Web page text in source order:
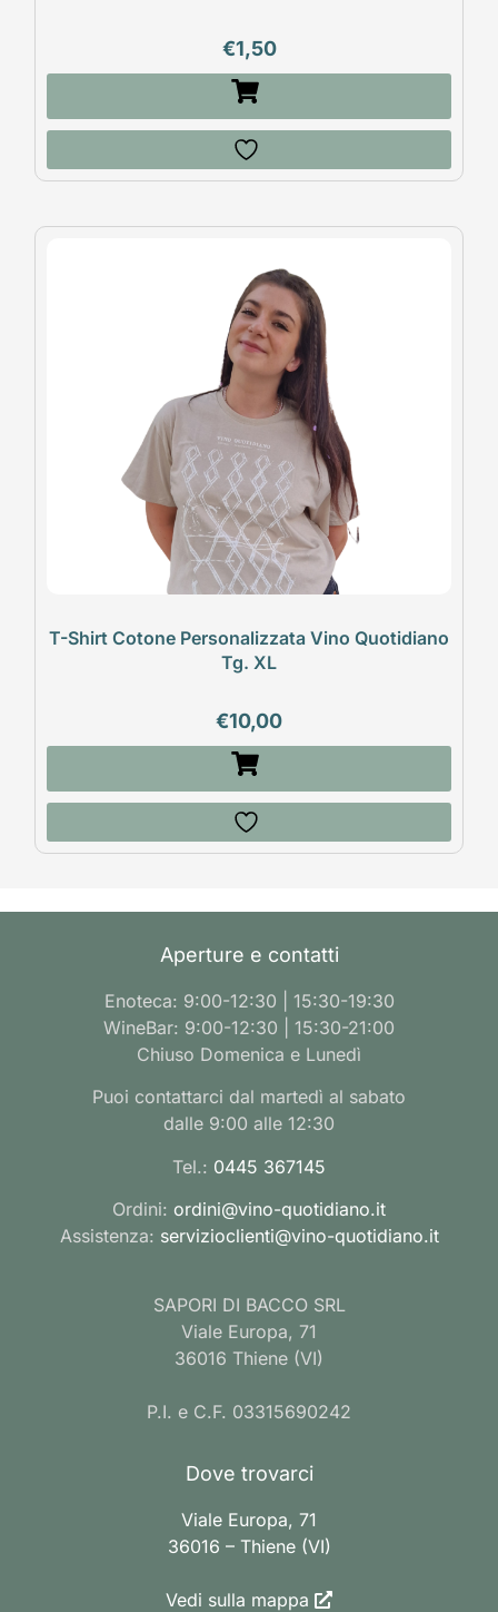
€1,50
T-Shirt Cotone Personalizzata Vino Quotidiano
Tg. XL
€10,00
Aperture e contatti
Enoteca: 9:00-12:30 | 15:30-19:30
WineBar: 9:00-12:30 | 15:30-21:00
Chiuso Domenica e Lunedì
Puoi contattarci dal martedì al sabato
dalle 9:00 alle 12:30
Tel.: 0445 367145
Ordini: ordini@vino-quotidiano.it
Assistenza: servizioclienti@vino-quotidiano.it
SAPORI DI BACCO SRL
Viale Europa, 71
36016 Thiene (VI)
P.I. e C.F. 03315690242
Dove trovarci
Viale Europa, 71
36016 – Thiene (VI)
Vedi sulla mappa